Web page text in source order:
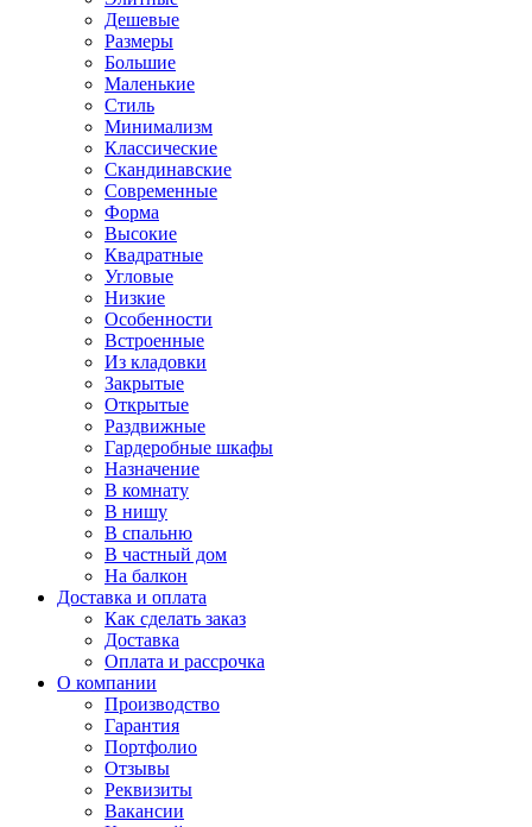
Дешевые
Размеры
Большие
Маленькие
Стиль
Минимализм
Классические
Скандинавские
Современные
Форма
Высокие
Квадратные
Угловые
Низкие
Особенности
Встроенные
Из кладовки
Закрытые
Открытые
Раздвижные
Гардеробные шкафы
Назначение
В комнату
В нишу
В спальню
В частный дом
На балкон
Доставка и оплата
Как сделать заказ
Доставка
Оплата и рассрочка
О компании
Производство
Гарантия
Портфолио
Отзывы
Реквизиты
Вакансии